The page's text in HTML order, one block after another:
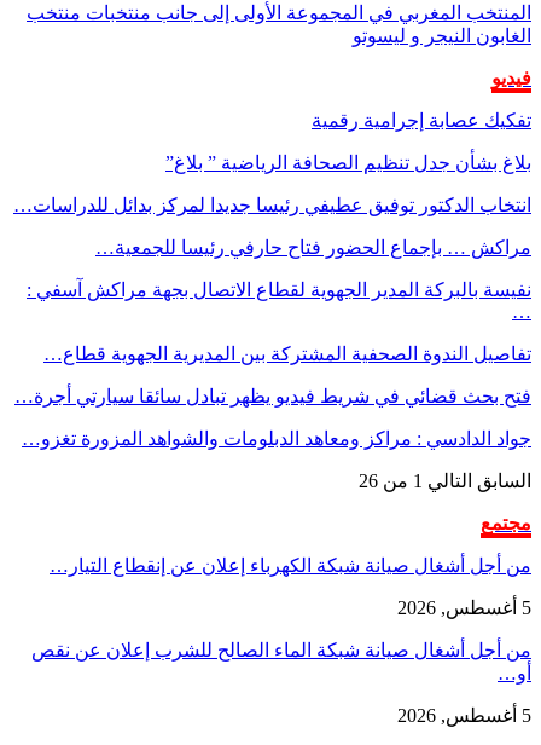
المنتخب المغربي في المجموعة الأولى إلى جانب منتخبات منتخب
الغابون النيجر و ليسوتو
فيديو
تفكيك عصابة إجرامية رقمية
بلاغ بشأن جدل تنظيم الصحافة الرياضية ” بلاغ”
انتخاب الدكتور توفيق عطيفي رئيسا جديدا لمركز بدائل للدراسات…
مراكش … بإجماع الحضور فتاح حارفي رئيسا للجمعية…
نفيسة بالبركة المدير الجهوية لقطاع الاتصال بجهة مراكش آسفي :
…
تفاصيل الندوة الصحفية المشتركة بين المديرية الجهوية قطاع…
فتح بحث قضائي في شريط فيديو يظهر تبادل سائقا سيارتي أجرة…
جواد الدادسي : مراكز ومعاهد الدبلومات والشواهد المزورة تغزو…
السابق التالي 1 من 26
مجتمع
من أجل أشغال صيانة شبكة الكهرباء إعلان عن إنقطاع التيار…
5 أغسطس, 2026
من أجل أشغال صيانة شبكة الماء الصالح للشرب إعلان عن نقص
أو…
5 أغسطس, 2026